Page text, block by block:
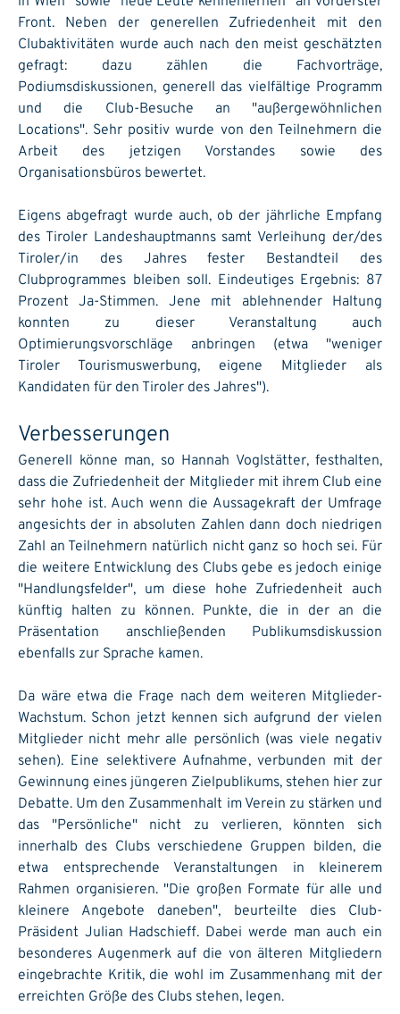
Front. Neben der generellen Zufriedenheit mit den
Clubaktivitäten wurde auch nach den meist geschätzten
gefragt: dazu zählen die Fachvorträge,
Podiumsdiskussionen, generell das vielfältige Programm
und die Club-Besuche an "außergewöhnlichen
Locations". Sehr positiv wurde von den Teilnehmern die
Arbeit des jetzigen Vorstandes sowie des
Organisationsbüros bewertet.
Eigens abgefragt wurde auch, ob der jährliche Empfang
des Tiroler Landeshauptmanns samt Verleihung der/des
Tiroler/in des Jahres fester Bestandteil des
Clubprogrammes bleiben soll. Eindeutiges Ergebnis: 87
Prozent Ja-Stimmen. Jene mit ablehnender Haltung
konnten zu dieser Veranstaltung auch
Optimierungsvorschläge anbringen (etwa "weniger
Tiroler Tourismuswerbung, eigene Mitglieder als
Kandidaten für den Tiroler des Jahres").
Verbesserungen
Generell könne man, so Hannah Voglstätter, festhalten,
dass die Zufriedenheit der Mitglieder mit ihrem Club eine
sehr hohe ist. Auch wenn die Aussagekraft der Umfrage
angesichts der in absoluten Zahlen dann doch niedrigen
Zahl an Teilnehmern natürlich nicht ganz so hoch sei. Für
die weitere Entwicklung des Clubs gebe es jedoch einige
"Handlungsfelder", um diese hohe Zufriedenheit auch
künftig halten zu können. Punkte, die in der an die
Präsentation anschließenden Publikumsdiskussion
ebenfalls zur Sprache kamen.
Da wäre etwa die Frage nach dem weiteren Mitglieder-
Wachstum. Schon jetzt kennen sich aufgrund der vielen
Mitglieder nicht mehr alle persönlich (was viele negativ
sehen). Eine selektivere Aufnahme, verbunden mit der
Gewinnung eines jüngeren Zielpublikums, stehen hier zur
Debatte. Um den Zusammenhalt im Verein zu stärken und
das "Persönliche" nicht zu verlieren, könnten sich
innerhalb des Clubs verschiedene Gruppen bilden, die
etwa entsprechende Veranstaltungen in kleinerem
Rahmen organisieren. "Die großen Formate für alle und
kleinere Angebote daneben", beurteilte dies Club-
Präsident Julian Hadschieff. Dabei werde man auch ein
besonderes Augenmerk auf die von älteren Mitgliedern
eingebrachte Kritik, die wohl im Zusammenhang mit der
erreichten Größe des Clubs stehen, legen.